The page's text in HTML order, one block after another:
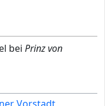
bei Prinz von